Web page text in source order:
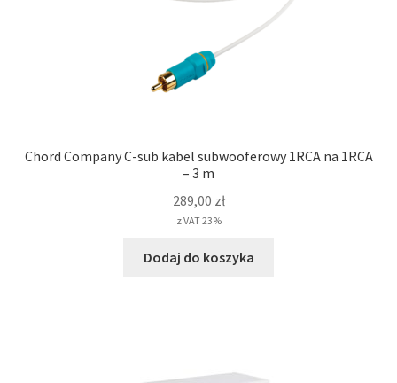
Chord Company C-sub kabel subwooferowy 1RCA na 1RCA
– 3 m
289,00 zł
z VAT 23%
Dodaj do koszyka